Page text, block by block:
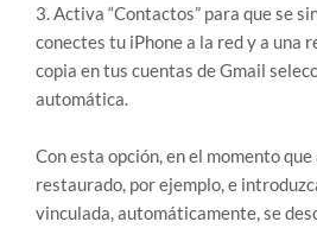
3. Activa “Contactos” para que se
conectes tu iPhone a la red y a una
copia en tus cuentas de Gmail
automática.
Con esta opción, en el momento
restaurado, por ejemplo, e
vinculada, automáticamente, se